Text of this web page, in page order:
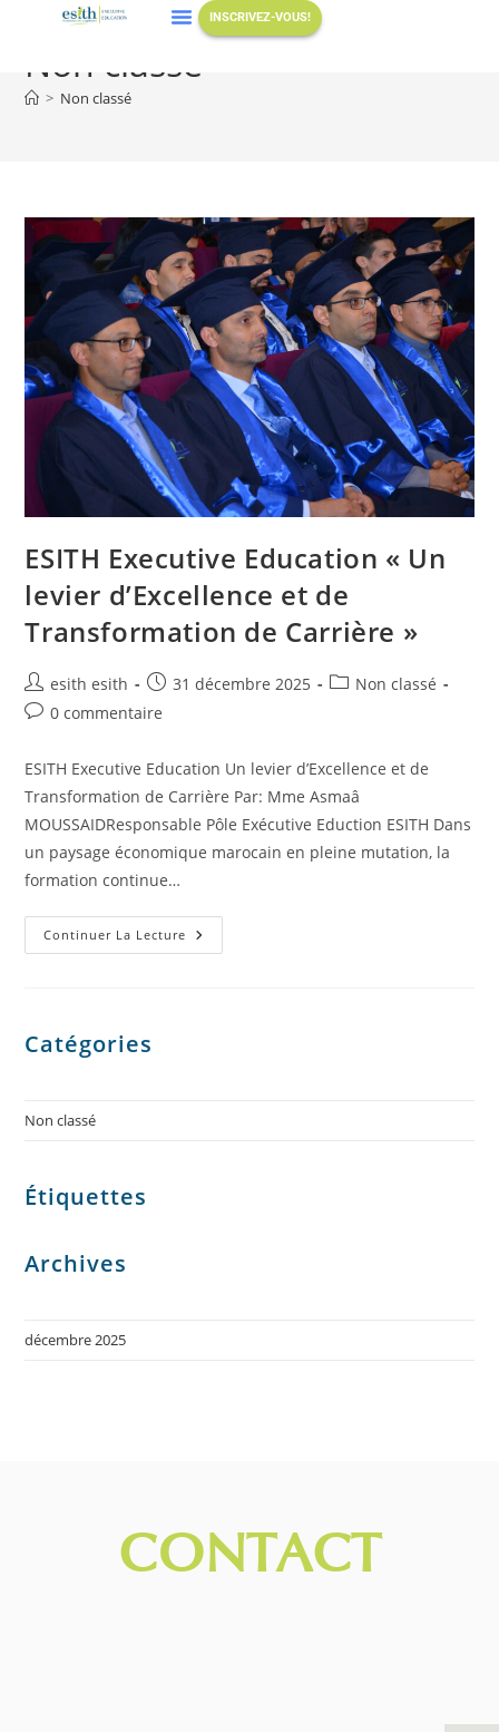
INSCRIVEZ-VOUS!
Non classé
> Non classé
ESITH Executive Education « Un
levier d’Excellence et de
Transformation de Carrière »
esith esith 31 décembre 2025
Non classé
0 commentaire
ESITH Executive Education Un levier d’Excellence et de
Transformation de Carrière Par: Mme Asmaâ
MOUSSAIDResponsable Pôle Exécutive Eduction ESITH Dans
un paysage économique marocain en pleine mutation, la
formation continue…
Continuer La Lecture
Catégories
Non classé
Étiquettes
Archives
décembre 2025
CONTACT